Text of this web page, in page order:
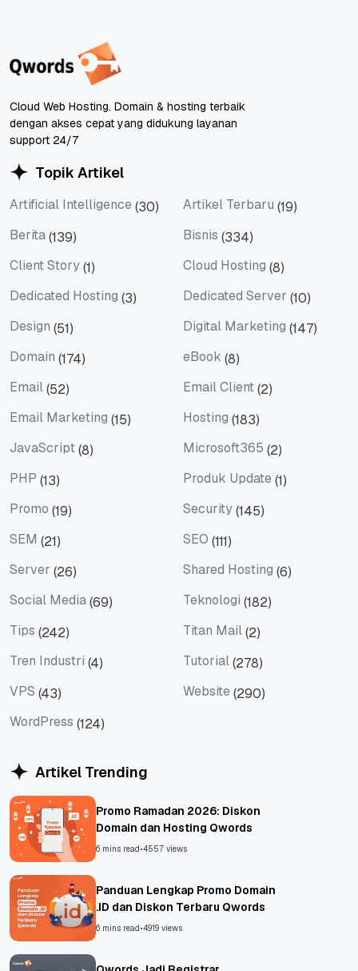
Cloud Web Hosting. Domain & hosting terbaik
dengan akses cepat yang didukung layanan
support 24/7
Topik Artikel
Artificial Intelligence (30) Artikel Terbaru (19)
Berita(139) Bisnis (334)
Client Story(1) Cloud Hosting (8)
Dedicated Hosting (3) Dedicated Server (10)
Design (51) Digital Marketing (147)
Domain (174) eBook (8)
Email(52) Email Client(2)
Email Marketing (15) Hosting (183)
JavaScript(8) Microsoft365 (2)
PHP (13) Produk Update (1)
Promo (19) Security(145)
SEM (21) SEO (111)
Server (26) Shared Hosting (6)
Social Media(69) Teknologi (182)
Tips (242) Titan Mail(2)
Tren Industri (4) Tutorial(278)
VPS (43) Website (290)
WordPress (124)
Artikel Trending
Promo Ramadan 2026: Diskon
Domain dan Hosting Qwords
6 mins read•4557 views
Panduan Lengkap Promo Domain
.ID dan Diskon Terbaru Qwords
6 mins read•4919 views